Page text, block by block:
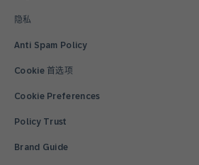
隐私
Anti Spam Policy
Cookie 首选项
Cookie Preferences
Policy Trust
Brand Guide